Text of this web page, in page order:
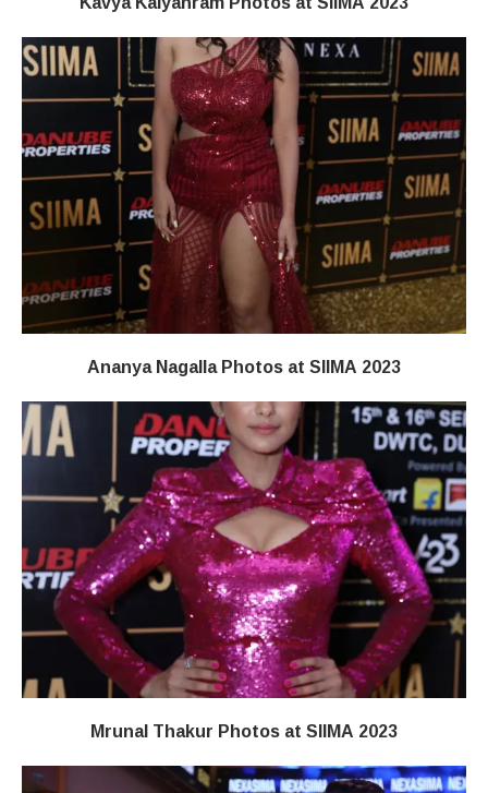
Ananya Nagalla Photos at SIIMA 2023
Mrunal Thakur Photos at SIIMA 2023